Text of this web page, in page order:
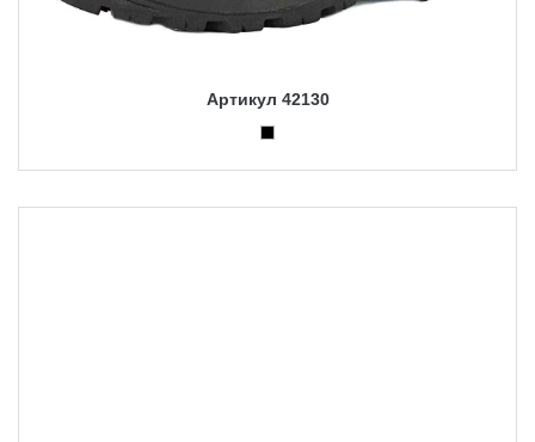
Артикул 42130